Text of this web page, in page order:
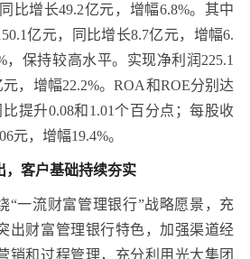
比增长49.2亿元，增幅6.8%。其中
亿元，同比增长8.7亿元，增幅6.
，保持较高水平。实现净利润225.1
，增幅22.2%。ROA和ROE分别达
比提升0.08和1.01个百分点；每股收
元，增幅19.4%。
，客户基础持续夯实
“一流财富管理银行”战略愿景，充
出财富管理银行特色，加强渠道经
销和过程管理，充分利用光大集团